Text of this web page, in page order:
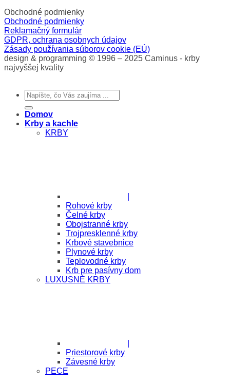
Obchodné podmienky
Obchodné podmienky
Reklamačný formulár
GDPR, ochrana osobnych údajov
Zásady používania súborov cookie (EÚ)
design & programming © 1996 – 2025 Caminus - krby
najvyššej kvality
Hľadať:
Domov
Krby a kachle
KRBY
Rohové krby
Čelné krby
Obojstranné krby
Trojpresklenné krby
Krbové stavebnice
Plynové krby
Teplovodné krby
Krb pre pasívny dom
LUXUSNÉ KRBY
Priestorové krby
Závesné krby
PECE